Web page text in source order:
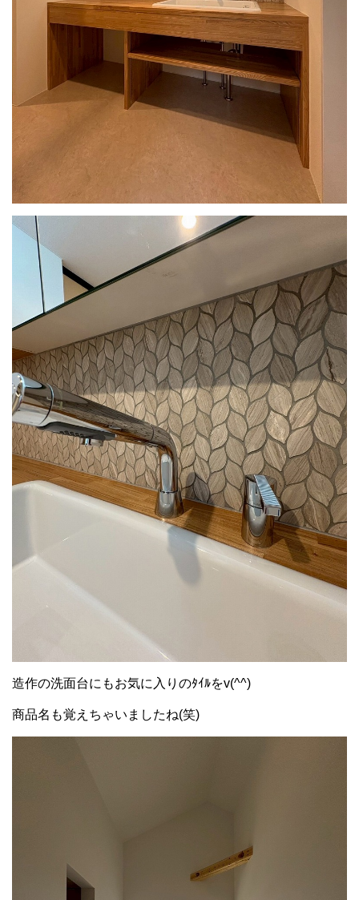
造作の洗面台にもお気に入りのﾀｲﾙをv(^^)
商品名も覚えちゃいましたね(笑)